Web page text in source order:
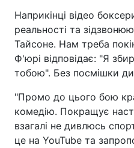
Наприкінці відео
реальності та
Тайсоне. Нам треба
Ф'юрі відповідає: "Я
тобою". Без посмішки
"Промо до цього бою
комедію. Покращує
взагалі не дивлюсь
це на YouTube та